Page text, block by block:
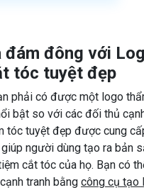
đám đông với
tóc tuyệt đẹp
phải có được một logo
bật so với các đối thủ
tóc tuyệt đẹp được cung
người dùng tạo ra bản
cắt tóc của họ. Bạn có
tranh bằng công cụ tạo